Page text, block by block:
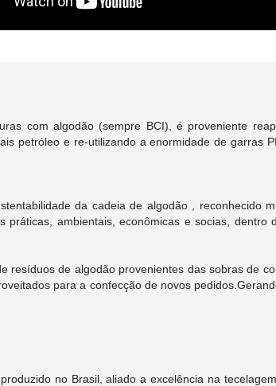
com algodão (sempre BCI), é proveniente
petróleo e re-utilizando a enormidade de garras
da cadeia de algodão , reconhecido
ambientais, econômicas e socias, dentro
resíduos de algodão provenientes das sobras de
para a confecção de novos
no Brasil, aliado a excelência na